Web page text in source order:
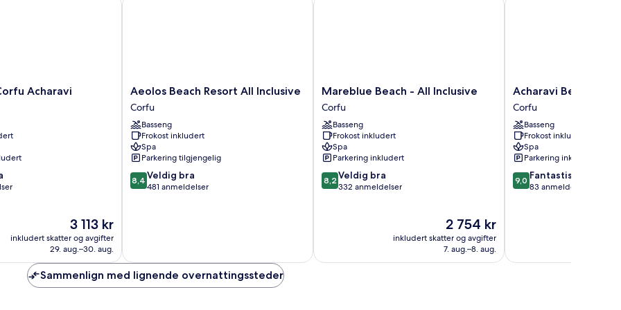
Acharavi
Prisen
er
3 113 kr
3 113 kr
inkludert skatter og avgifter
29. aug.–30. aug.
Aeolos
Beach
Resort
All
Inclusive
Corfu
Aeolos Beach Resort All Inclusive
Corfu
Basseng
Frokost inkludert
Spa
Parkering tilgjengelig
8.4
av
8,4 Veldig bra
481 anmeldelser
Mareblue
Beach
-
All
Inclusive
Corfu
Mareblue Beach - All Inclusive
Corfu
Basseng
Frokost inkludert
Spa
Parkering inkludert
8.2
av
8,2 Veldig bra
332 anmeldelser
Prisen
er
2 754 kr
2 754 kr
inkludert skatter og avgifter
7. aug.–8. aug.
Acharavi
Beach
Hotel
Corfu
Acharavi Beach
Corfu
Basseng
Frokost inkludert
Spa
Parkering inkludert
9.0
av
9,0 Fantastisk
83 anmeldelser
Sammenlign med lignende overnattingssteder